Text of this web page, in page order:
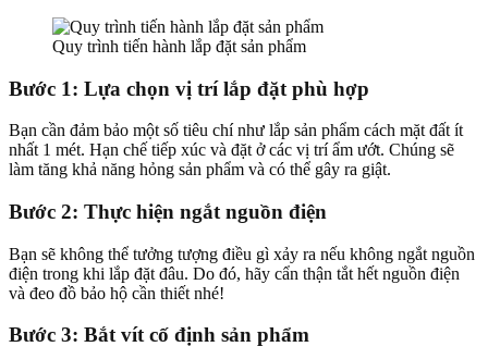
Quy trình tiến hành lắp đặt sản phẩm
Bước 1: Lựa chọn vị trí lắp đặt phù hợp
Bạn cần đảm bảo một số tiêu chí như lắp sản phẩm cách mặt đất ít
nhất 1 mét. Hạn chế tiếp xúc và đặt ở các vị trí ẩm ướt. Chúng sẽ
làm tăng khả năng hỏng sản phẩm và có thể gây ra giật.
Bước 2: Thực hiện ngắt nguồn điện
Bạn sẽ không thể tưởng tượng điều gì xảy ra nếu không ngắt nguồn
điện trong khi lắp đặt đâu. Do đó, hãy cẩn thận tắt hết nguồn điện
và đeo đồ bảo hộ cần thiết nhé!
Bước 3: Bắt vít cố định sản phẩm